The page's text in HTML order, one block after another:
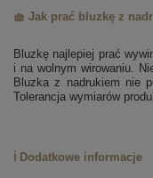
🧺 Jak prać bluzkę z
Bluzkę najlepiej prać
i na wolnym wirowaniu.
Bluzka z nadrukiem nie
Tolerancja wymiarów
ℹ️ Dodatkowe informacje